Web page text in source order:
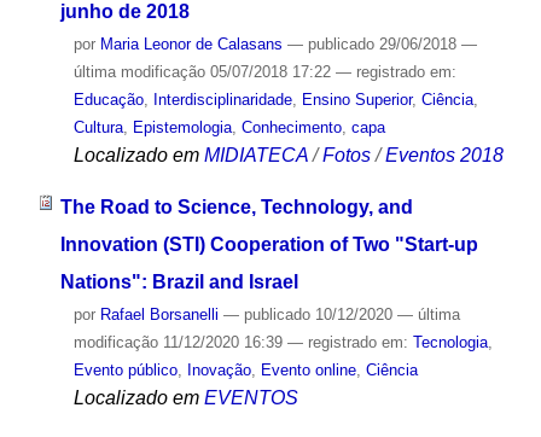
junho de 2018
por Maria Leonor de Calasans — publicado29/06/2018 —
última modificação05/07/2018 17:22 — registrado em:
Educação, Interdisciplinaridade, Ensino Superior, Ciência,
Cultura, Epistemologia, Conhecimento, capa
Localizado em MIDIATECA /Fotos /Eventos 2018
The Road to Science, Technology, and
Innovation (STI) Cooperation of Two "Start-up
Nations": Brazil and Israel
por Rafael Borsanelli — publicado10/12/2020 — última
modificação11/12/2020 16:39 — registrado em: Tecnologia,
Evento público, Inovação, Evento online, Ciência
Localizado em EVENTOS